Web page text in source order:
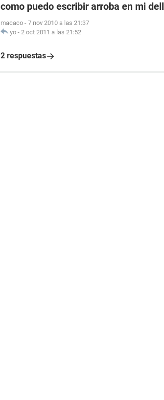
como puedo escribir arroba en mi dell
macaco - 7 nov 2010 a las 21:37
yo - 2 oct 2011 a las 21:52
2 respuestas